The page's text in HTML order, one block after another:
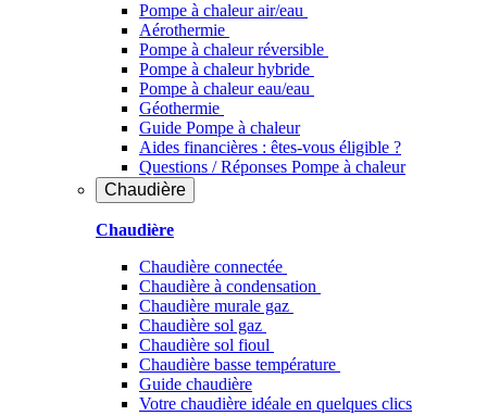
Pompe à chaleur air/eau
Aérothermie
Pompe à chaleur réversible
Pompe à chaleur hybride
Pompe à chaleur​ eau/eau
Géothermie
Guide Pompe à chaleur
Aides financières : êtes-vous éligible ?
Questions / Réponses Pompe à chaleur
Chaudière
Chaudière
Chaudière connectée
Chaudière à condensation
Chaudière murale gaz
Chaudière sol gaz
Chaudière sol fioul
Chaudière basse température
Guide chaudière
Votre chaudière idéale en quelques clics